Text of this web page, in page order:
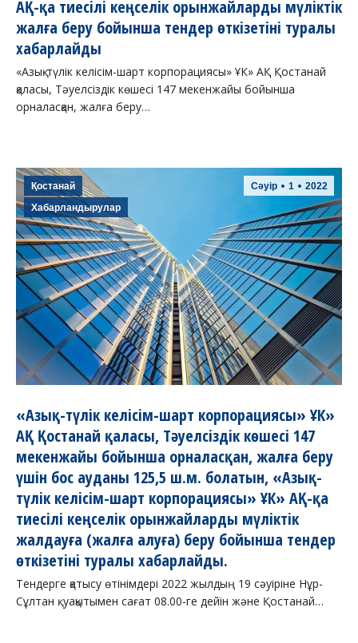
АҚ-қа тиесілі кеңселік орынжайларды мүліктік
жалға беру бойынша тендер өткізетіні туралы
хабарлайды
«Азық-түлік келісім-шарт корпорациясы» ҰК» АҚ Қостанай
қаласы, Тәуелсіздік көшесі 147 мекенжайы бойынша
орналасқан, жалға беру…
Сәуір 1 2022
Қостанай
Хабарландырулар
«Азық-түлік келісім-шарт корпорациясы» ҰК»
АҚ Қостанай қаласы, Тәуелсіздік көшесі 147
мекенжайы бойынша орналасқан, жалға беру
үшін бос ауданы 125,5 ш.м. болатын, «Азық-
түлік келісім-шарт корпорациясы» ҰК» АҚ-қа
тиесілі кеңселік орынжайларды мүліктік
жалдауға (жалға алуға) беру бойынша тендер
өткізетіні туралы хабарлайды.
Тендерге қатысу өтінімдері 2022 жылдың 19 сәуіріне Нұр-
Сұлтан қ. уақытымен сағат 08.00-ге дейін және Қостанай…